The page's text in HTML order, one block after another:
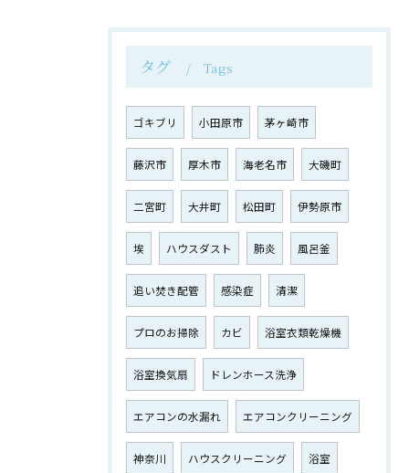
タグ Tags
ゴキブリ 小田原市 茅ヶ崎市
藤沢市 厚木市 海老名市 大磯町
二宮町 大井町 松田町 伊勢原市
埃 ハウスダスト 肺炎 風呂釜
追い焚き配管 感染症 清潔
プロのお掃除 カビ 浴室衣類乾燥機
浴室換気扇 ドレンホース洗浄
エアコンの水漏れ エアコンクリーニング
神奈川 ハウスクリーニング 浴室